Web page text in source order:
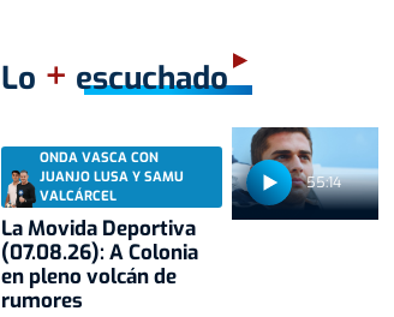
Lo + escuchado
55:14
ONDA VASCA CON
JUANJO LUSA Y SAMU
VALCÁRCEL
La Movida Deportiva
(07.08.26): A Colonia
en pleno volcán de
rumores